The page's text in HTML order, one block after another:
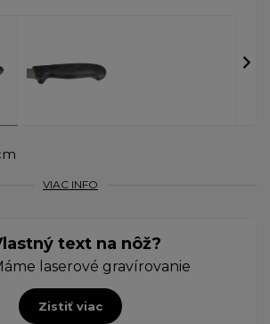
VIAC INFO
text na nôž?
laserové gravírovanie
Zistiť viac